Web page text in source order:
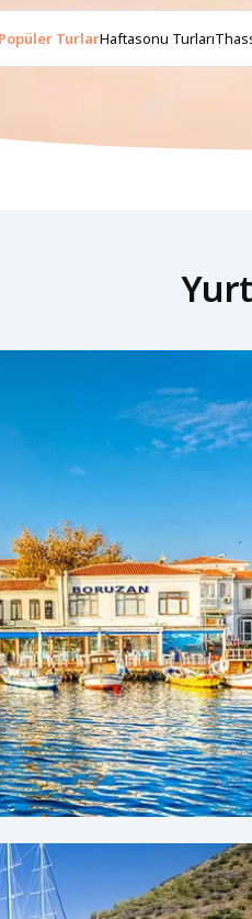
Popüler TurlarHaftasonu Turları